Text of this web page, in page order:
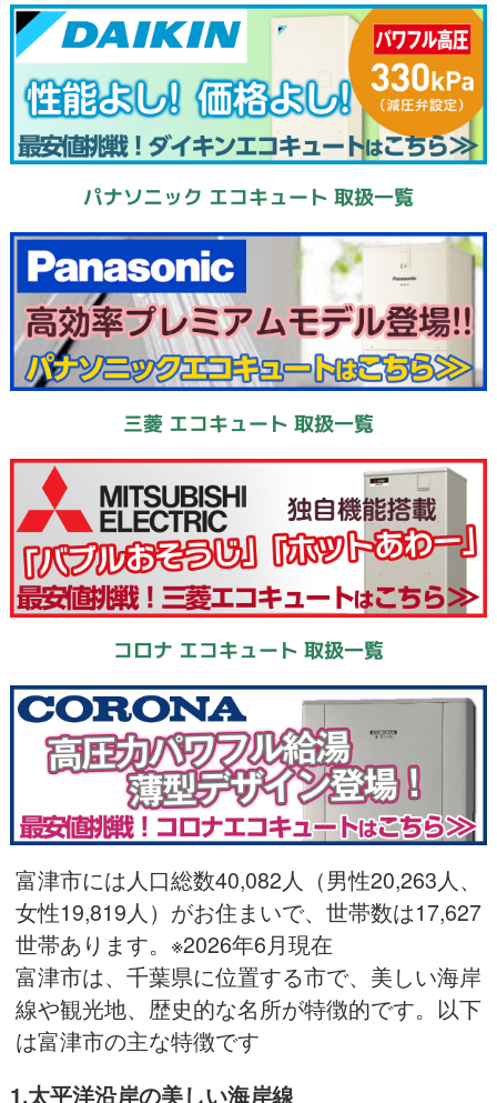
パナソニック エコキュート 取扱一覧
三菱 エコキュート 取扱一覧
コロナ エコキュート 取扱一覧
富津市には人口総数40,082人（男性20,263人、
女性19,819人）がお住まいで、世帯数は17,627
世帯あります。※2026年6月現在
富津市は、千葉県に位置する市で、美しい海岸
線や観光地、歴史的な名所が特徴的です。以下
は富津市の主な特徴です
1.太平洋沿岸の美しい海岸線